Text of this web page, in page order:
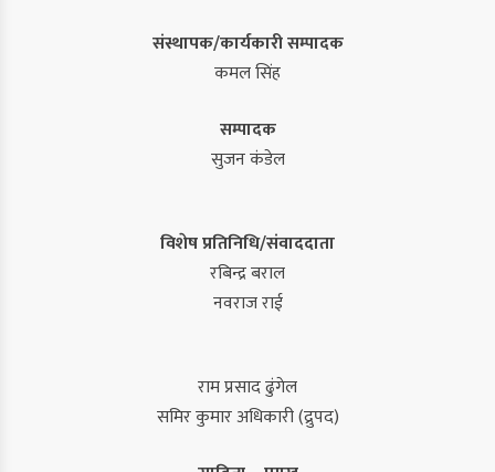
संस्थापक/कार्यकारी सम्पादक
कमल सिंह
सम्पादक
सुजन कंडेल
विशेष प्रतिनिधि/संवाददाता
रबिन्द्र बराल
नवराज राई
राम प्रसाद ढुंगेल
समिर कुमार अधिकारी (द्रुपद)